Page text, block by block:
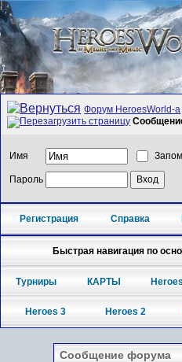
Форум HeroesWorld-а
Имя
Пароль
Регистрация Справка
Быстрая навигация по
Турниры КАРТЫ
Heroes 3 Heroes 2
Сообщение форума